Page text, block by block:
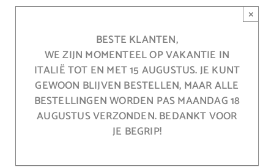
BESTE KLANTEN,
WE ZIJN MOMENTEEL OP VAKANTIE IN
ITALIË TOT EN MET 15 AUGUSTUS. JE KUNT
GEWOON BLIJVEN BESTELLEN, MAAR ALLE
BESTELLINGEN WORDEN PAS MAANDAG 18
AUGUSTUS VERZONDEN. BEDANKT VOOR
JE BEGRIP!
×